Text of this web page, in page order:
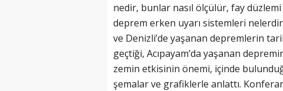
nedir, bunlar nasıl ölçülür, fay
deprem erken uyarı sistemleri
ve Denizli’de yaşanan depremlerin
geçtiği, Acıpayam’da yaşanan
zemin etkisinin önemi, içinde
şemalar ve grafiklerle anlattı.